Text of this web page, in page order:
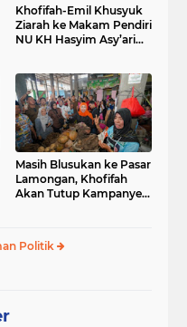
Khofifah-Emil Khusyuk
Ziarah ke Makam Pendiri
NU KH Hasyim Asy’ari
Masih Blusukan ke Pasar
Lamongan, Khofifah
Akan Tutup Kampanye
Politik